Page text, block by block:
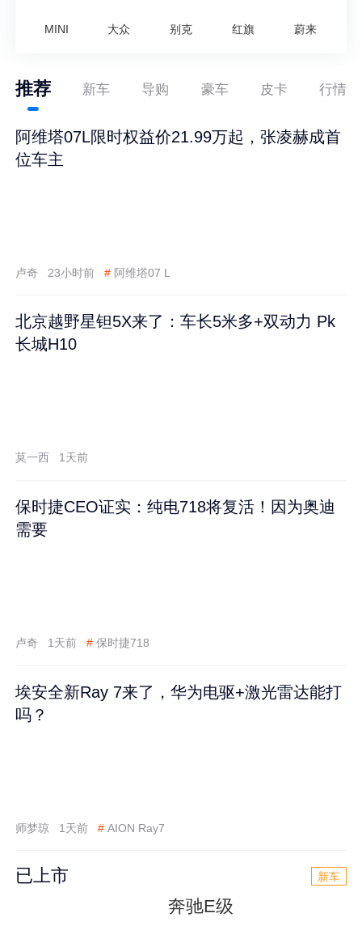
MINI 大众 别克 红旗 蔚来
推荐 新车 导购 豪车 皮卡 行情
阿维塔07L限时权益价21.99万起，张凌赫成首
位车主
卢奇 23小时前 # 阿维塔07 L
北京越野星钽5X来了：车长5米多+双动力 Pk
长城H10
莫一西 1天前
保时捷CEO证实：纯电718将复活！因为奥迪
需要
卢奇 1天前 # 保时捷718
埃安全新Ray 7来了，华为电驱+激光雷达能打
吗？
师梦琼 1天前 # AION Ray7
已上市 新车
奔驰E级